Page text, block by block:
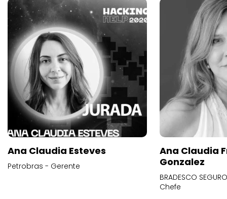
Ana Claudia Esteves
Petrobras - Gerente
Ana Claudia
Gonzalez
BRADESCO
Chefe